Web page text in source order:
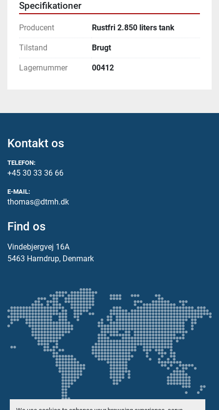
Specifikationer
Producent Rustfri 2.850 liters tank
Tilstand Brugt
Lagernummer 00412
Kontakt os
TELEFON:
+45 30 33 36 66
E-MAIL:
thomas@dtmh.dk
Find os
Vindebjergvej 16A
5463 Harndrup, Denmark